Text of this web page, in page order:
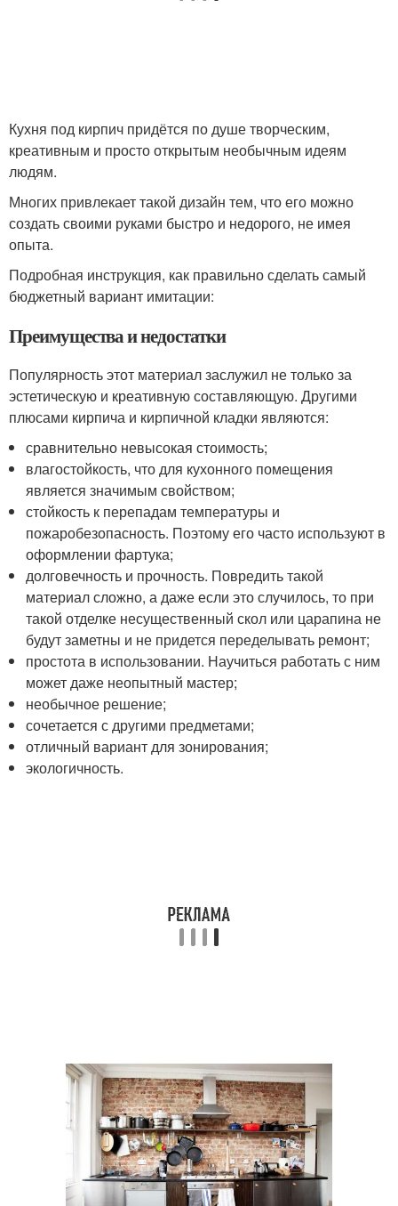
Кухня под кирпич придётся по душе творческим,
креативным и просто открытым необычным идеям
людям.
Многих привлекает такой дизайн тем, что его можно
создать своими руками быстро и недорого, не имея
опыта.
Подробная инструкция, как правильно сделать самый
бюджетный вариант имитации:
Преимущества и недостатки
Популярность этот материал заслужил не только за
эстетическую и креативную составляющую. Другими
плюсами кирпича и кирпичной кладки являются:
сравнительно невысокая стоимость;
влагостойкость, что для кухонного помещения
является значимым свойством;
стойкость к перепадам температуры и
пожаробезопасность. Поэтому его часто используют в
оформлении фартука;
долговечность и прочность. Повредить такой
материал сложно, а даже если это случилось, то при
такой отделке несущественный скол или царапина не
будут заметны и не придется переделывать ремонт;
простота в использовании. Научиться работать с ним
может даже неопытный мастер;
необычное решение;
сочетается с другими предметами;
отличный вариант для зонирования;
экологичность.